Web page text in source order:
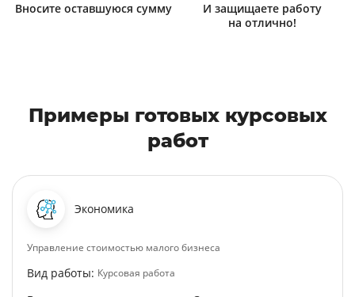
Вносите оставшуюся сумму
И защищаете работу
на отлично!
Примеры готовых курсовых
работ
Экономика
Управление стоимостью малого бизнеса
Вид работы: Курсовая работа